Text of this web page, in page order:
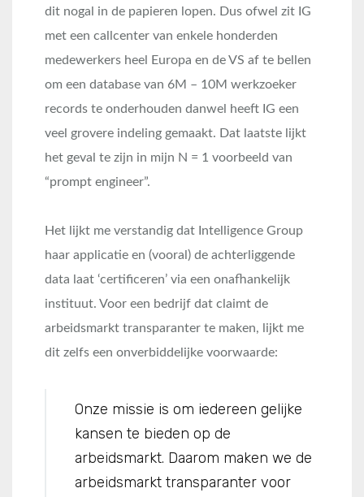
dit nogal in de papieren lopen. Dus ofwel zit IG
met een callcenter van enkele honderden
medewerkers heel Europa en de VS af te bellen
om een database van 6M – 10M werkzoeker
records te onderhouden danwel heeft IG een
veel grovere indeling gemaakt. Dat laatste lijkt
het geval te zijn in mijn N = 1 voorbeeld van
“prompt engineer”.
Het lijkt me verstandig dat Intelligence Group
haar applicatie en (vooral) de achterliggende
data laat ‘certificeren’ via een onafhankelijk
instituut. Voor een bedrijf dat claimt de
arbeidsmarkt transparanter te maken, lijkt me
dit zelfs een onverbiddelijke voorwaarde:
Onze missie is om iedereen gelijke
kansen te bieden op de
arbeidsmarkt. Daarom maken we de
arbeidsmarkt transparanter voor